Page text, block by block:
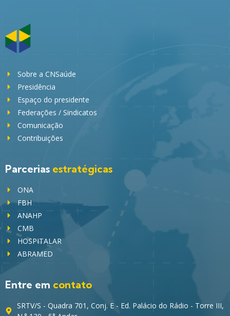
Sobre a CNSaúde
Presidência
Espaço do presidente
Federações / Sindicatos
Comunicação
Contribuições
Parcerias estratégicas
ONA
FBH
ANAHP
CMB
HOSPITALAR
ABRAMED
Entre em contato
SRTV/S - Quadra 701, Conj. E - Ed. Palácio do Rádio - Torre III,